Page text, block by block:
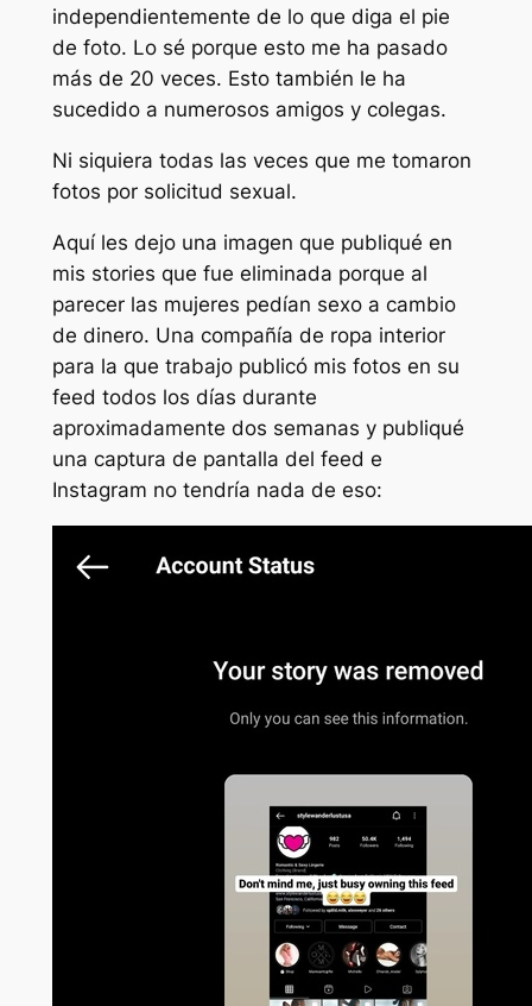
independientemente de lo que diga el pie
de foto. Lo sé porque esto me ha pasado
más de 20 veces. Esto también le ha
sucedido a numerosos amigos y colegas.
Ni siquiera todas las veces que me tomaron
fotos por solicitud sexual.
Aquí les dejo una imagen que publiqué en
mis stories que fue eliminada porque al
parecer las mujeres pedían sexo a cambio
de dinero. Una compañía de ropa interior
para la que trabajo publicó mis fotos en su
feed todos los días durante
aproximadamente dos semanas y publiqué
una captura de pantalla del feed e
Instagram no tendría nada de eso: